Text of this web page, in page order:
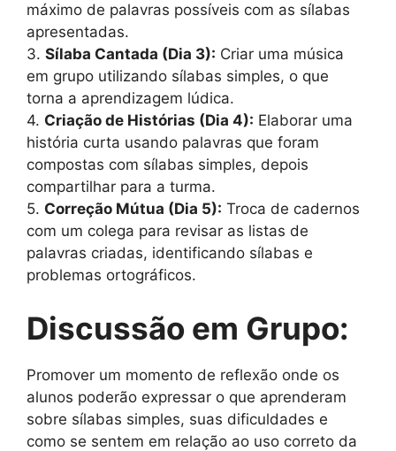
máximo de palavras possíveis com as sílabas
apresentadas.
3. Sílaba Cantada (Dia 3): Criar uma música
em grupo utilizando sílabas simples, o que
torna a aprendizagem lúdica.
4. Criação de Histórias (Dia 4): Elaborar uma
história curta usando palavras que foram
compostas com sílabas simples, depois
compartilhar para a turma.
5. Correção Mútua (Dia 5): Troca de cadernos
com um colega para revisar as listas de
palavras criadas, identificando sílabas e
problemas ortográficos.
Discussão em Grupo:
Promover um momento de reflexão onde os
alunos poderão expressar o que aprenderam
sobre sílabas simples, suas dificuldades e
como se sentem em relação ao uso correto da